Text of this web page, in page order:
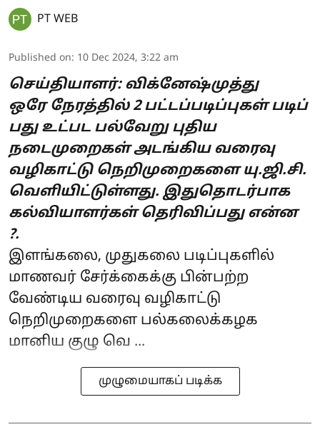
PT WEB
Published on: 10 Dec 2024, 3:22 am
செய்தியாளர்: விக்னேஷ்முத்து
ஒரே நேரத்​தில் 2 பட்டப்படிப்புகள் படிப்​
பது உட்பட பல்வேறு புதிய
நடைமுறைகள் அடங்கிய வரைவு
வழிகாட்டு நெறி​முறைகளை யு.ஜி.சி.
வெளியிட்டுள்ளது. இதுதொடர்பாக
கல்வியாளர்கள் தெரிவிப்பது என்ன
?.
இளங்கலை, முதுகலை படிப்புகளில்
மாணவர் சேர்க்கைக்கு பின்பற்ற
வேண்டிய வரைவு வழிகாட்டு
நெறிமுறைகளை பல்கலைக்கழக
மானிய குழு வெ ...
முழுமையாகப் படிக்க